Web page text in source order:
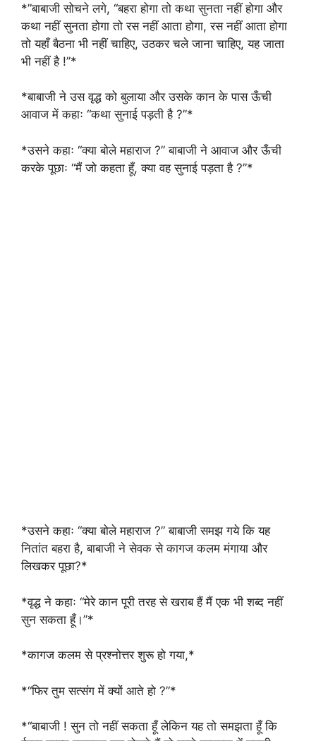
*”बाबाजी सोचने लगे, “बहरा होगा तो कथा सुनता नहीं होगा और
कथा नहीं सुनता होगा तो रस नहीं आता होगा, रस नहीं आता होगा
तो यहाँ बैठना भी नहीं चाहिए, उठकर चले जाना चाहिए, यह जाता
भी नहीं है !”*
*बाबाजी ने उस वृद्ध को बुलाया और उसके कान के पास ऊँची
आवाज में कहाः “कथा सुनाई पड़ती है ?”*
*उसने कहाः “क्या बोले महाराज ?” बाबाजी ने आवाज और ऊँची
करके पूछाः “मैं जो कहता हूँ, क्या वह सुनाई पड़ता है ?”*
*उसने कहाः “क्या बोले महाराज ?” बाबाजी समझ गये कि यह
नितांत बहरा है, बाबाजी ने सेवक से कागज कलम मंगाया और
लिखकर पूछा?*
*वृद्ध ने कहाः “मेरे कान पूरी तरह से खराब हैं मैं एक भी शब्द नहीं
सुन सकता हूँ।”*
*कागज कलम से प्रश्नोत्तर शुरू हो गया,*
*“फिर तुम सत्संग में क्यों आते हो ?”*
*“बाबाजी ! सुन तो नहीं सकता हूँ लेकिन यह तो समझता हूँ कि